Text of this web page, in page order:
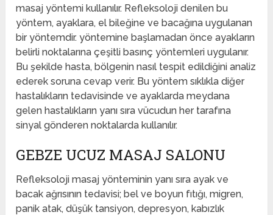
masaj yöntemi kullanılır. Refleksoloji denilen bu
yöntem, ayaklara, el bileğine ve bacağına uygulanan
bir yöntemdir. yöntemine başlamadan önce ayakların
belirli noktalarına çeşitli basınç yöntemleri uygulanır.
Bu şekilde hasta, bölgenin nasıl tespit edildiğini analiz
ederek soruna cevap verir. Bu yöntem sıklıkla diğer
hastalıkların tedavisinde ve ayaklarda meydana
gelen hastalıkların yanı sıra vücudun her tarafına
sinyal gönderen noktalarda kullanılır.
GEBZE UCUZ MASAJ SALONU
Refleksoloji masaj yönteminin yanı sıra ayak ve
bacak ağrısının tedavisi; bel ve boyun fıtığı, migren,
panik atak, düşük tansiyon, depresyon, kabızlık